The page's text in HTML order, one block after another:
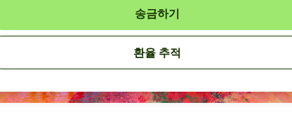
송금하기
환율 추적